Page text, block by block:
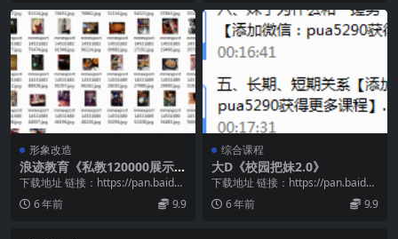
形象改造
浪迹教育《私教120000展示面
素材》
下载地址 链接：https://pan.baidu.
com/s/1dYCRRuw...
6 年前 9.9
综合课程
大D《校园把妹2.0》
下载地址 链接：https://pan.baidu.
com/s/1qubyLRO...
6 年前 9.9